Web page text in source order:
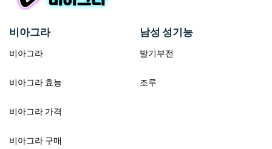
비아그라
비아그라
비아그라 효능
비아그라 가격
비아그라 구매
남성 성기능
발기부전
조루